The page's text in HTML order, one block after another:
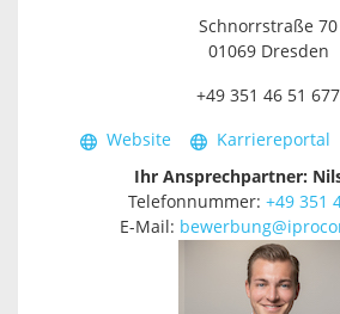
Schnorrstraße 70
01069 Dresden
+49 351 46 51 677
Website Karriereportal
Ihr Ansprechpartner:
Telefonnummer: +49 351
E-Mail: